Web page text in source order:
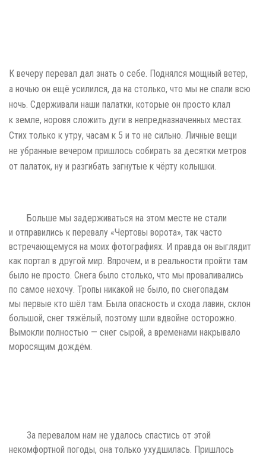
К вечеру перевал дал знать о себе. Поднялся мощный ветер,
а ночью он ещё усилился, да на столько, что мы не спали всю
ночь. Сдерживали наши палатки, которые он просто клал
к земле, норовя сложить дуги в непредназначенных местах.
Стих только к утру, часам к 5 и то не сильно. Личные вещи
не убранные вечером пришлось собирать за десятки метров
от палаток, ну и разгибать загнутые к чёрту колышки.
Больше мы задерживаться на этом месте не стали
и отправились к перевалу «Чертовы ворота», так часто
встречающемуся на моих фотографиях. И правда он выглядит
как портал в другой мир. Впрочем, и в реальности пройти там
было не просто. Снега было столько, что мы проваливались
по самое нехочу. Тропы никакой не было, по снегопадам
мы первые кто шёл там. Была опасность и схода лавин, склон
большой, снег тяжёлый, поэтому шли вдвойне осторожно.
Вымокли полностью — снег сырой, а временами накрывало
моросящим дождём.
За перевалом нам не удалось спастись от этой
некомфортной погоды, она только ухудшилась. Пришлось